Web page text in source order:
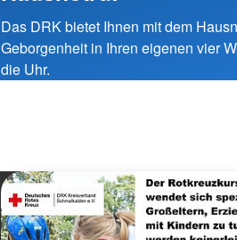
Das DRK bietet Ihnen mit dem
Geborgenheit in Ihren eigenen vier
die Uhr.